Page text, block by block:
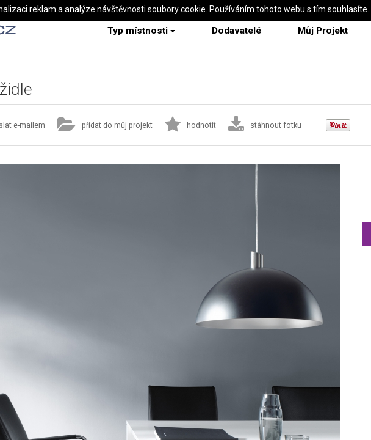
Typ místnosti Dodavatelé Můj Projekt
e-mailem přidat do můj projekt hodnotit stáhnout fotku
reklam a analýze návštěvnosti soubory cookie. Používáním tohoto webu s tím souhlasíte.